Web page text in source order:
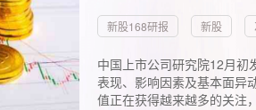
新股168研报 新股
中国上市公司研究院12月初
表现、影响因素及基本面异
值正在获得越来越多的关注